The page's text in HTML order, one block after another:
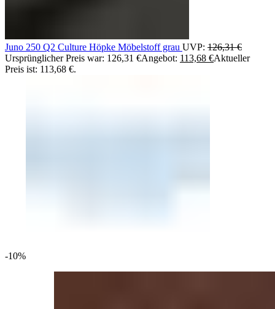
Juno 250 Q2 Culture Höpke Möbelstoff grau UVP: 126,31€
Ursprünglicher Preis war: 126,31 €Angebot: 113,68 €Aktueller
Preis ist: 113,68 €.
-10%